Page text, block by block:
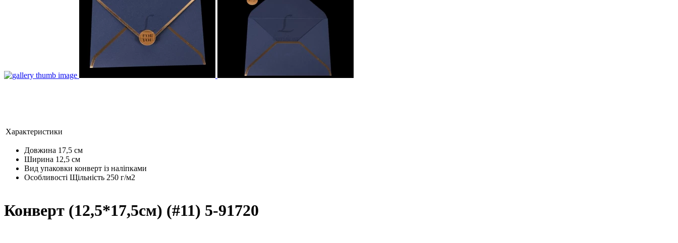
Характеристики
Довжина 17,5 см
Ширина 12,5 см
Вид упаковки конверт із наліпками
Особливості Щільність 250 г/м2
Конверт (12,5*17,5см) (#11) 5-91720